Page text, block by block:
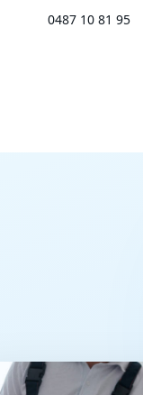
0487 10 81 95